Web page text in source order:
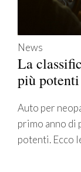
News
La
più potenti
Auto per
primo anno di
potenti. Ecco